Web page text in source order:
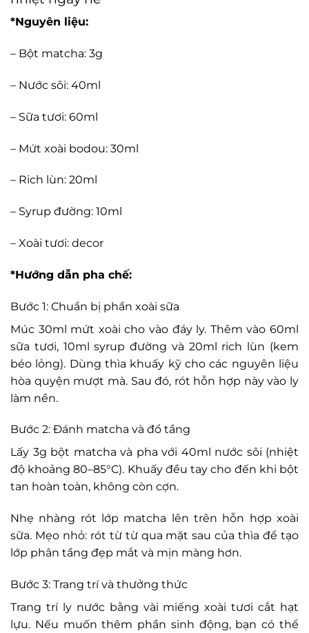
*Nguyên liệu:
– Bột matcha: 3g
– Nước sôi: 40ml
– Sữa tươi: 60ml
– Mứt xoài bodou: 30ml
– Rich lùn: 20ml
– Syrup đường: 10ml
– Xoài tươi: decor
*Hướng dẫn pha chế:
Bước 1: Chuẩn bị phần xoài sữa
Múc 30ml mứt xoài cho vào đáy ly. Thêm vào 60ml
sữa tươi, 10ml syrup đường và 20ml rich lùn (kem
béo lỏng). Dùng thìa khuấy kỹ cho các nguyên liệu
hòa quyện mượt mà. Sau đó, rót hỗn hợp này vào ly
làm nền.
Bước 2: Đánh matcha và đổ tầng
Lấy 3g bột matcha và pha với 40ml nước sôi (nhiệt
độ khoảng 80–85°C). Khuấy đều tay cho đến khi bột
tan hoàn toàn, không còn cợn.
Nhẹ nhàng rót lớp matcha lên trên hỗn hợp xoài
sữa. Mẹo nhỏ: rót từ từ qua mặt sau của thìa để tạo
lớp phân tầng đẹp mắt và mịn màng hơn.
Bước 3: Trang trí và thưởng thức
Trang trí ly nước bằng vài miếng xoài tươi cắt hạt
lựu. Nếu muốn thêm phần sinh động, bạn có thể